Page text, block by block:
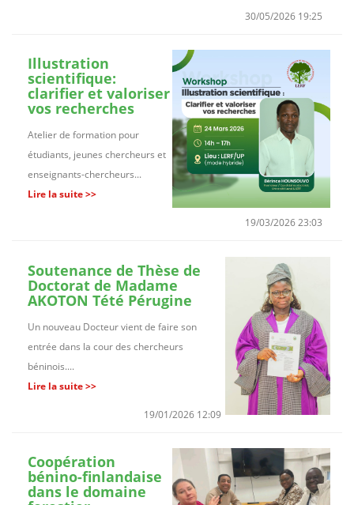
30/05/2026 19:25
Illustration
scientifique:
clarifier et valoriser
vos recherches
Atelier de formation pour
étudiants, jeunes chercheurs et
enseignants-chercheurs...
Lire la suite >>
19/03/2026 23:03
Soutenance de Thèse de
Doctorat de Madame
AKOTON Tété Pérugine
Un nouveau Docteur vient de faire son
entrée dans la cour des chercheurs
béninois....
Lire la suite >>
19/01/2026 12:09
Coopération
bénino-finlandaise
dans le domaine